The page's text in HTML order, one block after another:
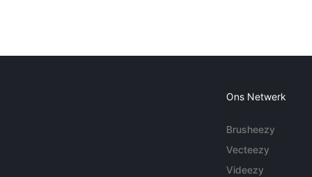
Ons Netwerk
Brusheezy
Vecteezy
Videezy